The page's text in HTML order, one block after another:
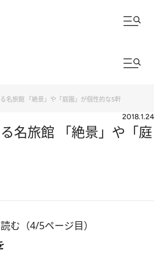
名旅館 「絶景」や「庭園」が個性的な5軒
2018.1.24
名旅館 「絶景」や「庭
む（4/5ページ目）